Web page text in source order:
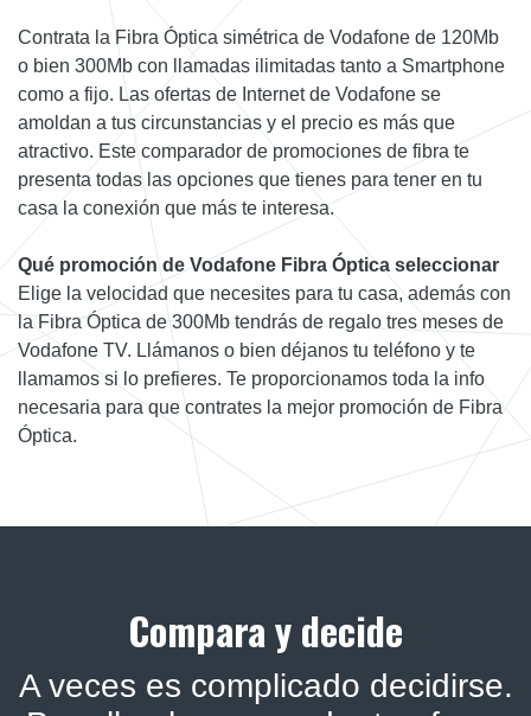
Contrata la Fibra Óptica simétrica de Vodafone de 120Mb
o bien 300Mb con llamadas ilimitadas tanto a Smartphone
como a fijo. Las ofertas de Internet de Vodafone se
amoldan a tus circunstancias y el precio es más que
atractivo. Este comparador de promociones de fibra te
presenta todas las opciones que tienes para tener en tu
casa la conexión que más te interesa.
Qué promoción de Vodafone Fibra Óptica seleccionar
Elige la velocidad que necesites para tu casa, además con
la Fibra Óptica de 300Mb tendrás de regalo tres meses de
Vodafone TV. Llámanos o bien déjanos tu teléfono y te
llamamos si lo prefieres. Te proporcionamos toda la info
necesaria para que contrates la mejor promoción de Fibra
Óptica.
Compara y decide
A veces es complicado decidirse.